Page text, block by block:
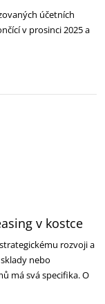
účetních
v prosinci 2025 a
v kostce
rozvoji a
nebo
má svá specifika. O